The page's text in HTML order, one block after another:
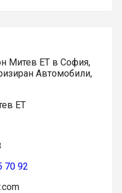
Митев ЕТ в София,
Автомобили,
ЕТ
70 92